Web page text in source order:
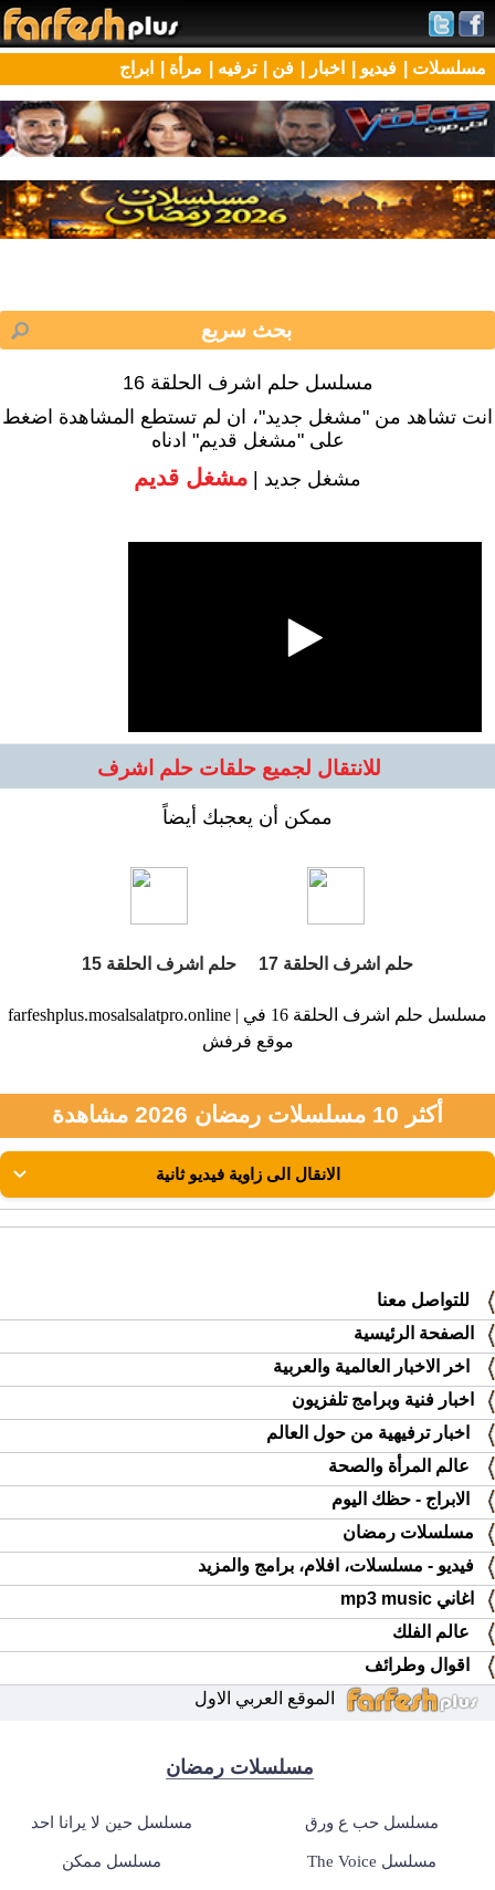
مسلسلات | فيديو | اخبار | فن | ترفيه | مرأة | ابراج
مسلسل حلم اشرف الحلقة 16
انت تشاهد من "مشغل جديد"، ان لم تستطع المشاهدة اضغط
على "مشغل قديم" ادناه
مشغل جديد | مشغل قديم
للانتقال لجميع حلقات حلم اشرف
ممكن أن يعجبك أيضاً
حلم اشرف الحلقة 17 حلم اشرف الحلقة 15
farfeshplus.mosalsalatpro.online | مسلسل حلم اشرف الحلقة 16 في
موقع فرفش
أكثر 10 مسلسلات رمضان 2026 مشاهدة
للتواصل معنا
الصفحة الرئيسية
اخر الاخبار العالمية والعربية
اخبار فنية وبرامج تلفزيون
اخبار ترفيهية من حول العالم
عالم المرأة والصحة
الابراج - حظك اليوم
مسلسلات رمضان
فيديو - مسلسلات، افلام، برامج والمزيد
اغاني mp3 music
عالم الفلك
اقوال وطرائف
الموقع العربي الاول
مسلسلات رمضان
مسلسل حب ع ورق مسلسل حين لا يرانا احد
مسلسل The Voice مسلسل ممكن